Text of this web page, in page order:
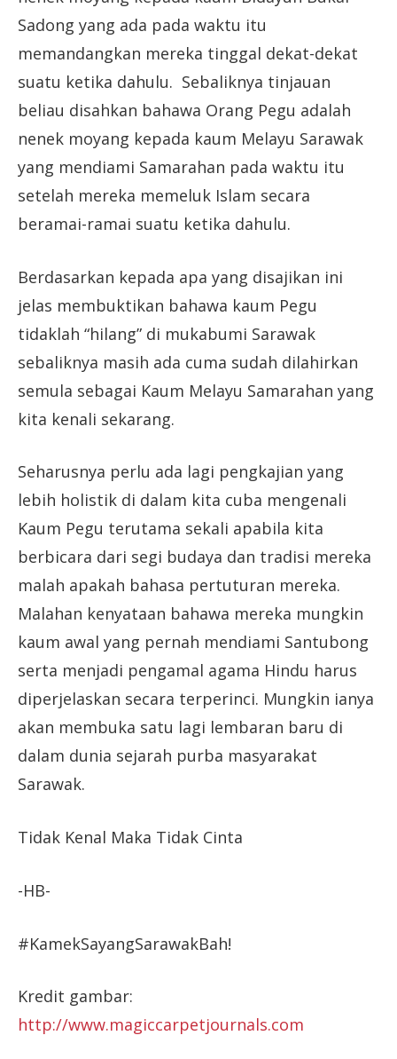
Sadong yang ada pada waktu itu
memandangkan mereka tinggal dekat-dekat
suatu ketika dahulu. Sebaliknya tinjauan
beliau disahkan bahawa Orang Pegu adalah
nenek moyang kepada kaum Melayu Sarawak
yang mendiami Samarahan pada waktu itu
setelah mereka memeluk Islam secara
beramai-ramai suatu ketika dahulu.
Berdasarkan kepada apa yang disajikan ini
jelas membuktikan bahawa kaum Pegu
tidaklah “hilang” di mukabumi Sarawak
sebaliknya masih ada cuma sudah dilahirkan
semula sebagai Kaum Melayu Samarahan yang
kita kenali sekarang.
Seharusnya perlu ada lagi pengkajian yang
lebih holistik di dalam kita cuba mengenali
Kaum Pegu terutama sekali apabila kita
berbicara dari segi budaya dan tradisi mereka
malah apakah bahasa pertuturan mereka.
Malahan kenyataan bahawa mereka mungkin
kaum awal yang pernah mendiami Santubong
serta menjadi pengamal agama Hindu harus
diperjelaskan secara terperinci. Mungkin ianya
akan membuka satu lagi lembaran baru di
dalam dunia sejarah purba masyarakat
Sarawak.
Tidak Kenal Maka Tidak Cinta
-HB-
#KamekSayangSarawakBah!
Kredit gambar:
http://www.magiccarpetjournals.com